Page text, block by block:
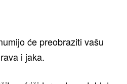
će preobraziti vašu
i jaka.